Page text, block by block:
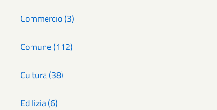
Commercio (3)
Comune (112)
Cultura (38)
Edilizia (6)